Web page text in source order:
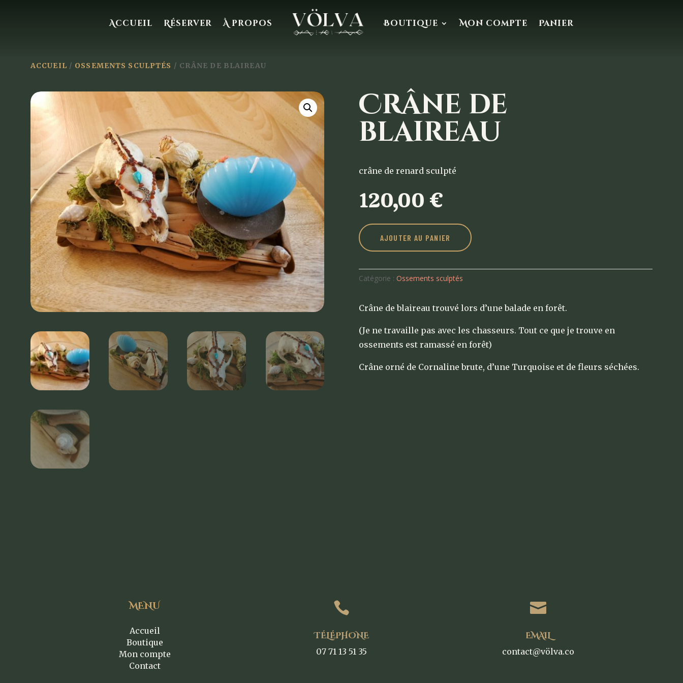
Accueil Réserver À propos Boutique Mon compte Panier
ACCUEIL / OSSEMENTS SCULPTÉS / CRÂNE DE BLAIREAU
Crâne de
blaireau
crâne de renard sculpté
120,00 €
AJOUTER AU PANIER
Catégorie : Ossements sculptés
Crâne de blaireau trouvé lors d’une balade en forêt.
(Je ne travaille pas avec les chasseurs. Tout ce que je trouve en
ossements est ramassé en forêt)
Crâne orné de Cornaline brute, d’une Turquoise et de fleurs séchées.
MENU
Accueil
Boutique
Mon compte
Contact

TÉLÉPHONE
07 71 13 51 35

EMAIL
contact@völva.co